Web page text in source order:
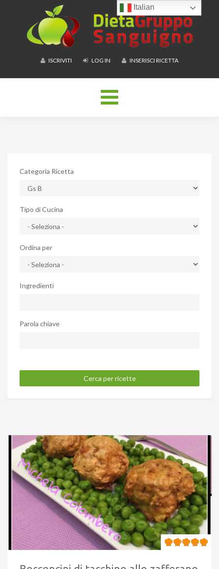
ISCRIVITI LOG IN INSERISCI RICETTA
Toggle
navigation
Categoria Ricetta
Tipo di Cucina
Ordina per
Ingredienti
Parola chiave
Cerca per ricette
Italian